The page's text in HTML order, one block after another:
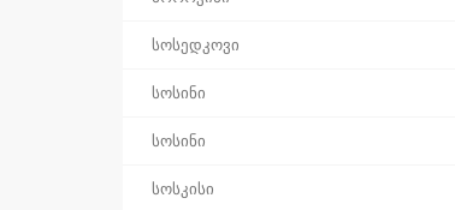
სოსედკოვი
სოსინი
სოსინი
სოსკისი